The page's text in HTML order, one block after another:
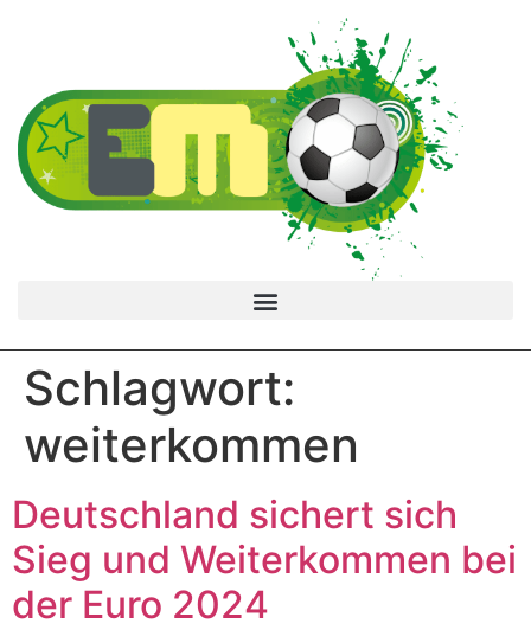
Schlagwort:
weiterkommen
Deutschland sichert sich
Sieg und Weiterkommen bei
der Euro 2024